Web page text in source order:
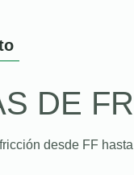
DE
desde FF